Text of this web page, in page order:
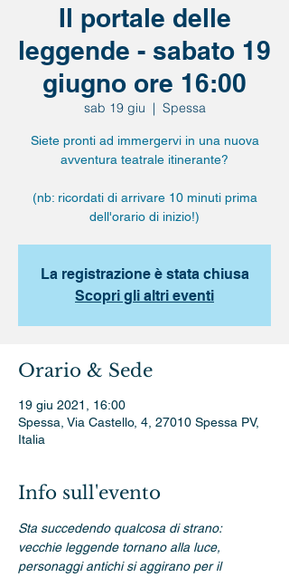
Il portale delle
leggende - sabato 19
giugno ore 16:00
sab 19 giu
  |
Spessa
Siete pronti ad immergervi in una nuova
avventura teatrale itinerante?
(nb: ricordati di arrivare 10 minuti prima
dell'orario di inizio!)
La registrazione è stata chiusa
Scopri gli altri eventi
Orario & Sede
19 giu 2021, 16:00
Spessa, Via Castello, 4, 27010 Spessa PV,
Italia
Info sull'evento
Sta succedendo qualcosa di strano:
vecchie leggende tornano alla luce,
personaggi antichi si aggirano per il